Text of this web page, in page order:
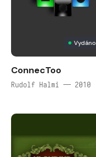
Vydáno
ConnecToo
Rudolf Halmi — 2010